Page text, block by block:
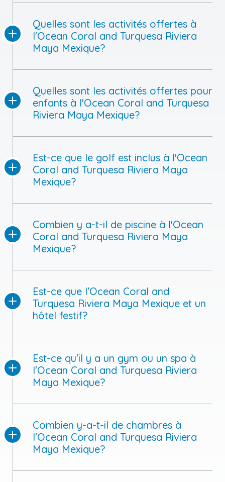
Quelles sont les activités offertes à
l'Ocean Coral and Turquesa Riviera
Maya Mexique?
Quelles sont les activités offertes pour
enfants à l'Ocean Coral and Turquesa
Riviera Maya Mexique?
Est-ce que le golf est inclus à l'Ocean
Coral and Turquesa Riviera Maya
Mexique?
Combien y a-t-il de piscine à l'Ocean
Coral and Turquesa Riviera Maya
Mexique?
Est-ce que l'Ocean Coral and
Turquesa Riviera Maya Mexique et un
hôtel festif?
Est-ce qu'il y a un gym ou un spa à
l'Ocean Coral and Turquesa Riviera
Maya Mexique?
Combien y-a-t-il de chambres à
l'Ocean Coral and Turquesa Riviera
Maya Mexique?